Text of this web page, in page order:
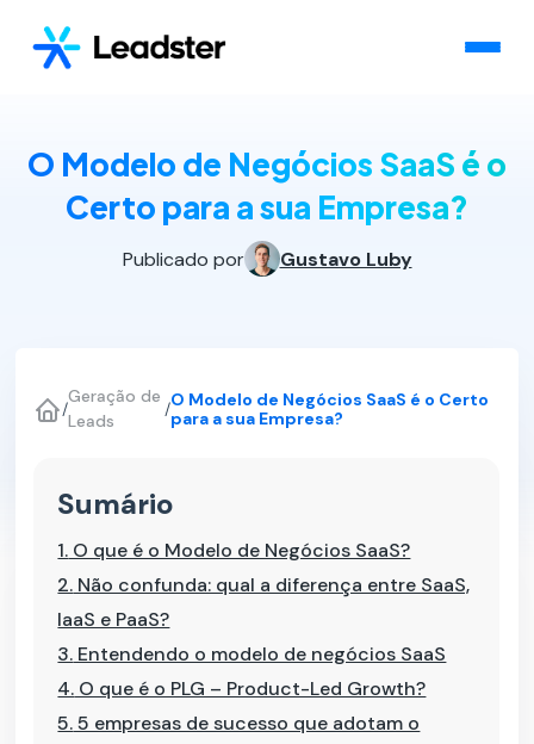
O Modelo de Negócios SaaS é o
Certo para a sua Empresa?
Publicado por Gustavo Luby
/
Geração de
Leads
/O Modelo de Negócios SaaS é o Certo
para a sua Empresa?
Sumário
1. O que é o Modelo de Negócios SaaS?
2. Não confunda: qual a diferença entre SaaS,
IaaS e PaaS?
3. Entendendo o modelo de negócios SaaS
4. O que é o PLG – Product-Led Growth?
5.5 empresas de sucesso que adotam o